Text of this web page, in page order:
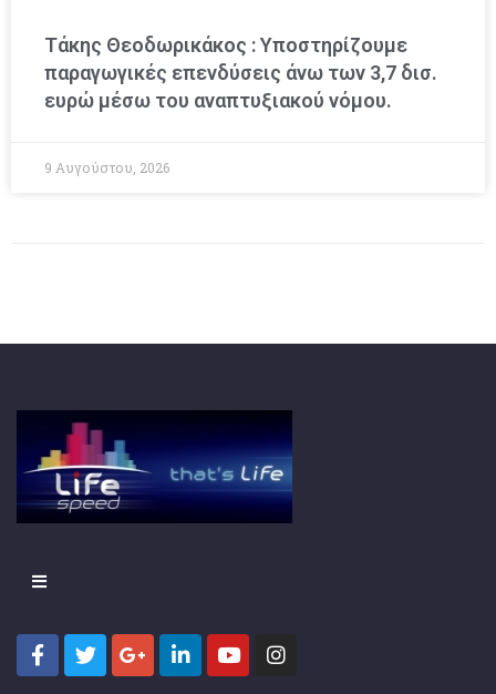
Τάκης Θεοδωρικάκος : Υποστηρίζουμε
παραγωγικές επενδύσεις άνω των 3,7 δισ.
ευρώ μέσω του αναπτυξιακού νόμου.
9 Αυγούστου, 2026